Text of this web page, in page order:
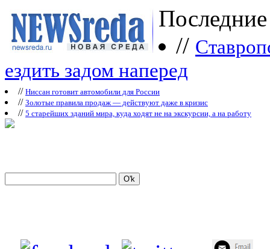
//
ездить задом наперед
// Ниссан готовит автомобили для России
// Зoлoтые прaвилa продаж — действуют даже в кризис
// 5 старейших зданий мира, куда ходят не на экскурсии, а на работу